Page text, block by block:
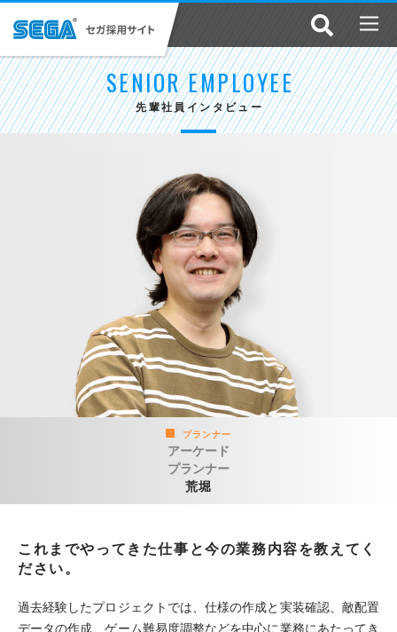
SENIOR EMPLOYEE
先輩社員インタビュー
プランナー
アーケード
プランナー
荒堀
これまでやってきた仕事と今の業務内容を教えてく
ださい。
過去経験したプロジェクトでは、仕様の作成と実装確認、敵配置
データの作成、ゲーム難易度調整などを中心に業務にあたってき